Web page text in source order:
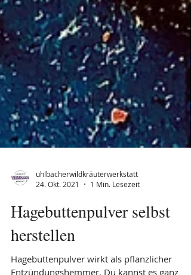
24. Okt. 2021
1 Min. Lesezeit
Hagebuttenpulver selbst
herstellen